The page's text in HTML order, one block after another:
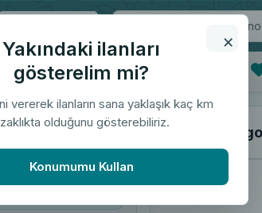
×
Yakındaki ilanları
gösterelim mi?
vererek ilanların sana yaklaşık kaç km
olduğunu gösterebiliriz.
Konumumu Kullan
Giyim & Aksesuar
Ampul
"Ampul